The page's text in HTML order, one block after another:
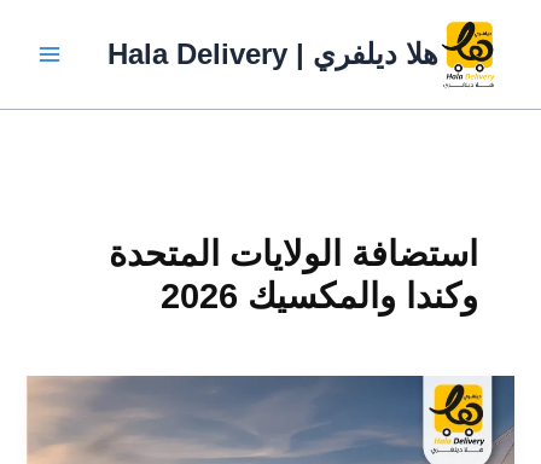
المحتوى
هلا ديلفري | Hala Delivery
استضافة الولايات المتحدة
وكندا والمكسيك 2026
توصيل
البضائع
حتى